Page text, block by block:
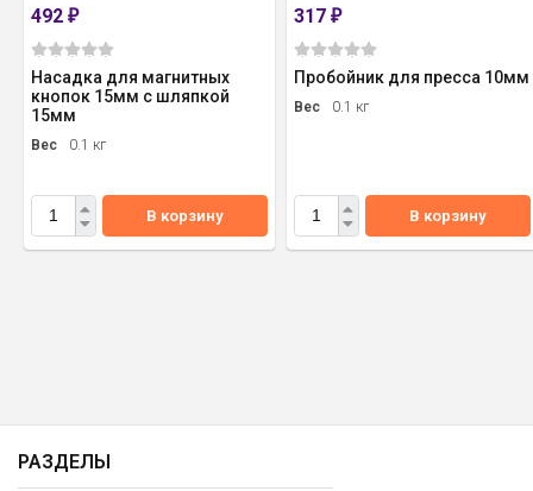
492 ₽
Насадка для магнитных
кнопок 15мм с шляпкой
15мм
Вес 0.1 кг
В корзину
317 ₽
Пробойник для пресса 10мм
Вес 0.1 кг
В корзину
РАЗДЕЛЫ